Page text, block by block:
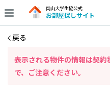
岡山大学生協公式
お部屋探しサイト
戻る
表⽰される物件の情報は契
で、ご注意ください。